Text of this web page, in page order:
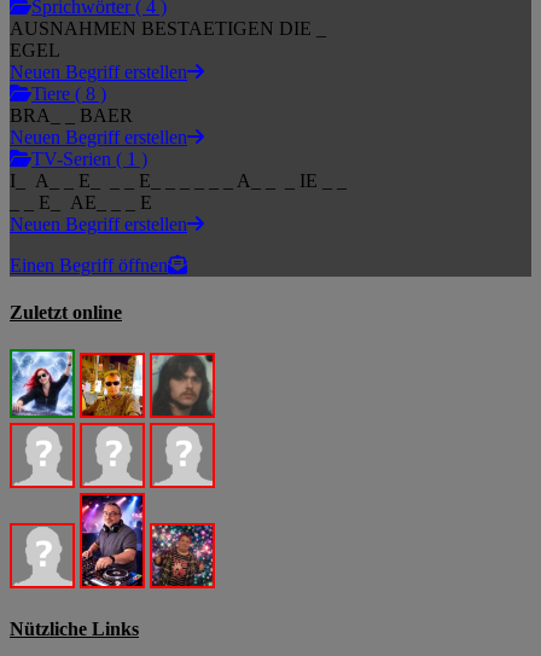
Sprichwörter ( 4 )
AUSNAHMEN BESTAETIGEN DIE _
EGEL
Neuen Begriff erstellen
Tiere ( 8 )
BRA_ _ BAER
Neuen Begriff erstellen
TV-Serien ( 1 )
I_ A_ _ E_ _ _ E_ _ _ _ _ _ A_ _ _ IE _ _
_ _ E_ AE_ _ _ E
Neuen Begriff erstellen
Einen Begriff öffnen
Zuletzt online
Nützliche Links